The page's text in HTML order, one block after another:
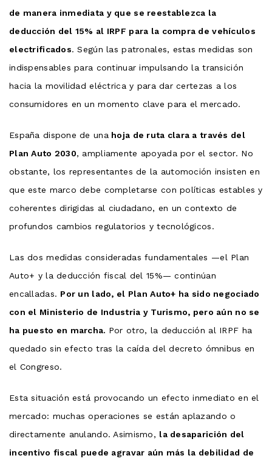
de manera inmediata y que se reestablezca la
deducción del 15% al IRPF para la compra de vehículos
electrificados. Según las patronales, estas medidas son
indispensables para continuar impulsando la transición
hacia la movilidad eléctrica y para dar certezas a los
consumidores en un momento clave para el mercado.
España dispone de una hoja de ruta clara a través del
Plan Auto 2030, ampliamente apoyada por el sector. No
obstante, los representantes de la automoción insisten en
que este marco debe completarse con políticas estables y
coherentes dirigidas al ciudadano, en un contexto de
profundos cambios regulatorios y tecnológicos.
Las dos medidas consideradas fundamentales —el Plan
Auto+ y la deducción fiscal del 15%— continúan
encalladas. Por un lado, el Plan Auto+ ha sido negociado
con el Ministerio de Industria y Turismo, pero aún no se
ha puesto en marcha. Por otro, la deducción al IRPF ha
quedado sin efecto tras la caída del decreto ómnibus en
el Congreso.
Esta situación está provocando un efecto inmediato en el
mercado: muchas operaciones se están aplazando o
directamente anulando. Asimismo, la desaparición del
incentivo fiscal puede agravar aún más la debilidad de